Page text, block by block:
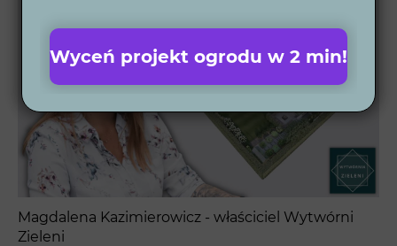
Magdalena Kazimierowicz - właściciel Wytwórni
Zieleni
Wyceń projekt ogrodu w 2 min!